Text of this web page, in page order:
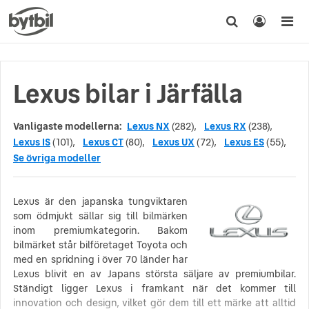
Lexus bilar i Järfälla
Vanligaste modellerna: Lexus NX (282), Lexus RX (238),
Lexus IS(101), Lexus CT(80), Lexus UX (72), Lexus ES(55),
Se övriga modeller
Lexus är den japanska tungviktaren
som ödmjukt sällar sig till bilmärken
inom premiumkategorin. Bakom
bilmärket står bilföretaget Toyota och
med en spridning i över 70 länder har
Lexus blivit en av Japans största säljare av premiumbilar.
Ständigt ligger Lexus i framkant när det kommer till
innovation och design, vilket gör dem till ett märke att alltid